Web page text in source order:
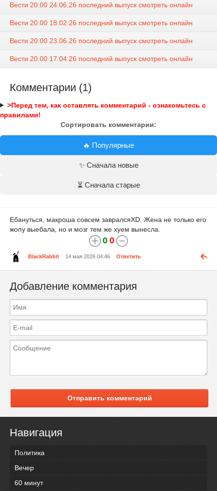
Вести 20.00 24.06.26 последний выпуск смотреть онлайн
Вести 20.00 18.02.26 последний выпуск смотреть онлайн
Вести 20.00 23.06.26 последний выпуск смотреть онлайн
Вести 20.00 17.04.26 последний выпуск смотреть онлайн
Комментарии (1)
>Перед тем, как оставлять комментарий - ознакомьтесь с
правилами!
Сортировать комментарии:
🔥 Популярные
✨ Сначала новые
⏳ Сначала старые
Ебануться, макроша совсем завралсяXD. Жена не только его
жопу выебала, но и мозг тем же хуем вынесла.
0 0
BlackRabbit 14 мая 2026 04:46 Ответить
Добавление комментария
Отправить комментарий
Навигация
Политика
Вечер
60 минут